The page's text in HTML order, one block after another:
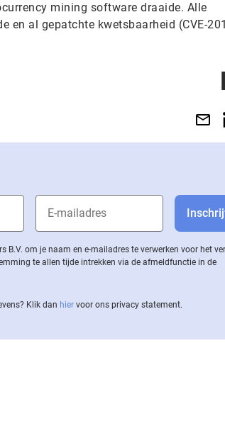
mining software draaide. Alle
en al gepatchte kwetsbaarheid (CVE-
om je naam en e-mailadres te verwerken voor het
te allen tijde intrekken via de af­meld­func­tie in de
Klik dan hier voor ons privacy statement.